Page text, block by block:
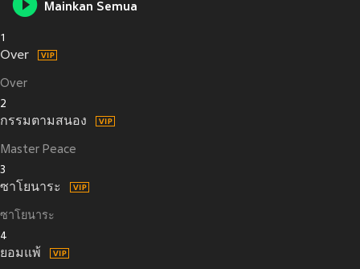
Mainkan Semua
1
Over
Over
2
กรรมตามสนอง
Master Peace
3
ซาโยนาระ
ซาโยนาระ
4
ยอมแพ้